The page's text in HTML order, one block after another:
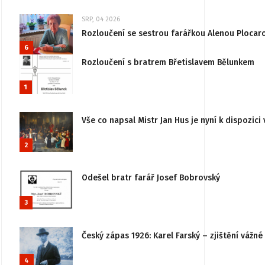
6
SRP, 04 2026
Rozloučení se sestrou farářkou Alenou
1
Rozloučení s bratrem Břetislavem Bělunkem
2
Vše co napsal Mistr Jan Hus je nyní k
3
Odešel bratr farář Josef Bobrovský
4
Český zápas 1926: Karel Farský – zjištění